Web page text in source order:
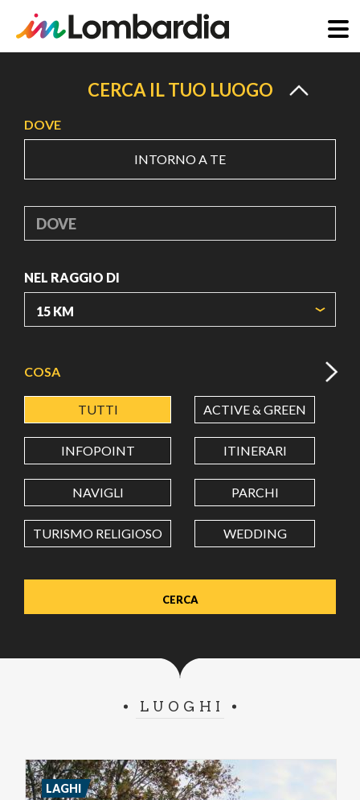
principale
CERCA IL TUO LUOGO
DOVE
INTORNO A TE
DOVE
NEL RAGGIO DI
LATITUDINE
LONGITUDINE
Value in decimal degrees. Use dot (.) as decimal separator.
COSA
TUTTI ACTIVE & GREEN
INFOPOINT ITINERARI
NAVIGLI PARCHI
TURISMO RELIGIOSO WEDDING
LUOGHI
LAGHI